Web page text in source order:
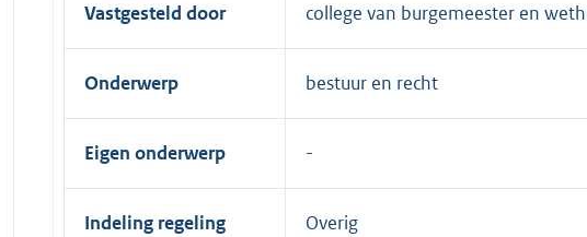
Vastgesteld door college van burgemeester en
Onderwerp bestuur en recht
Eigen onderwerp
Indeling regeling Overig